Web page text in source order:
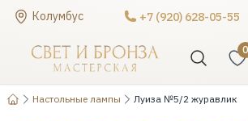
Колумбус +7 (920) 628-05-55
0
Настольные лампы Луиза №5/2 журавлик